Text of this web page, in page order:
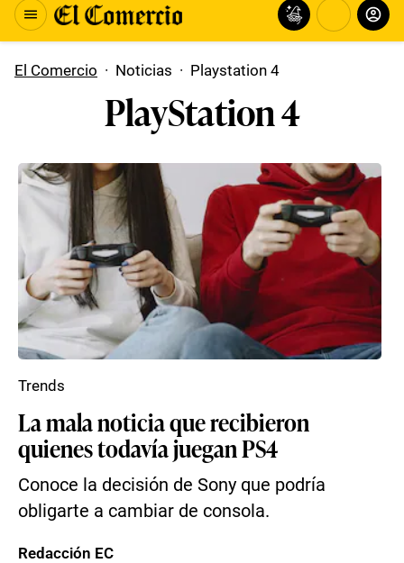
El Comercio · Noticias · Playstation 4
PlayStation 4
La mala noticia que recibieron
quienes todavía juegan PS4
Conoce la decisión de Sony que podría
obligarte a cambiar de consola.
Trends
Redacción EC